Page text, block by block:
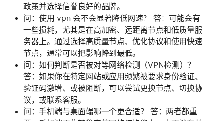
政策并选择信誉良好的品牌。
问：使用 vpn 会不会显著降低网速？ 答：可能会有
一些损耗，尤其是在高加密、远距离节点和低质量服
务器上。通过选择高质量节点、优化协议和使用快速
节点，通常可以把影响降到最低。
问：如何判断是否被对等网络检测（VPN检测）？
答：如果你在特定网站或应用频繁被要求身份验证、
验证码激增、或被阻断，可以尝试更换节点、切换协
议，或联系客服。
问：手机端与桌面端哪一个更合适？ 答：两者都重